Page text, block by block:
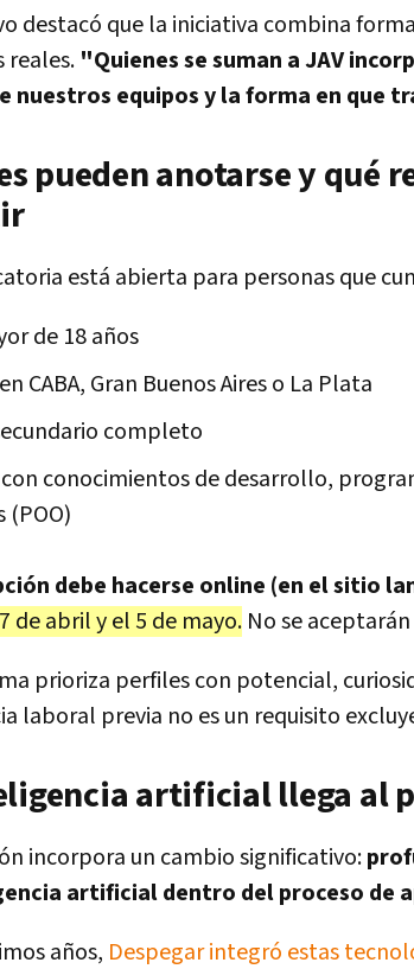
destacó que la iniciativa combina
reales. "Quienes se suman a JAV
nuestros equipos y la forma en que
pueden anotarse y qué
está abierta para personas que
de 18 años
CABA, Gran Buenos Aires o La Plata
completo
conocimientos de desarrollo,
(POO)
debe hacerse online (en el sitio
de abril y el 5 de mayo. No se
prioriza perfiles con potencial,
laboral previa no es un requisito
artificial llega al
incorpora un cambio significativo:
artificial dentro del proceso de
años, Despegar integró estas